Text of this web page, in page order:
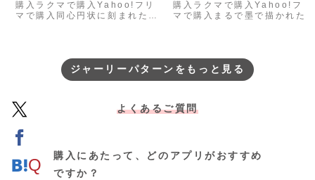
購入ラクマで購入Yahoo!フリ
マで購入同心円状に刻まれた模
購入ラクマで購入Yahoo!フリ
マで購入まるで墨で描かれた
ジャーリーパターンをもっと見る
よくあるご質問
Q
購入にあたって、どのアプリがおすすめ
ですか？